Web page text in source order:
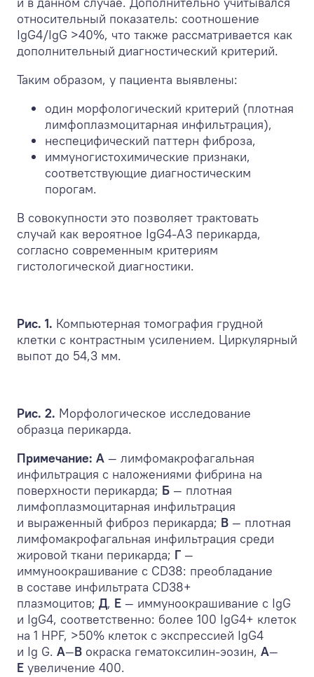
относительный показатель: соотношение
IgG4/IgG >40%, что также рассматривается как
дополнительный диагностический критерий.
Таким образом, у пациента выявлены:
один морфологический критерий (плотная
лимфоплазмоцитарная инфильтрация),
неспецифический паттерн фиброза,
иммуногистохимические признаки,
соответствующие диагностическим
порогам.
В совокупности это позволяет трактовать
случай как вероятное IgG4-АЗ перикарда,
согласно современным критериям
гистологической диагностики.
Рис. 1. Компьютерная томография грудной
клетки с контрастным усилением. Циркулярный
выпот до 54,3 мм.
Рис. 2. Морфологическое исследование
образца перикарда.
Примечание: А — лимфомакрофагальная
инфильтрация с наложениями фибрина на
поверхности перикарда; Б — плотная
лимфоплазмоцитарная инфильтрация
и выраженный фиброз перикарда; В — плотная
лимфомакрофагальная инфильтрация среди
жировой ткани перикарда; Г —
иммуноокрашивание с CD38: преобладание
в составе инфильтрата CD38+
плазмоцитов; Д, Е — иммуноокрашивание с IgG
и IgG4, соответственно: более 100 IgG4+ клеток
на 1 HPF, >50% клеток с экспрессией IgG4
и Ig G. А—В окраска гематоксилин-эозин, А—
Е увеличение 400.